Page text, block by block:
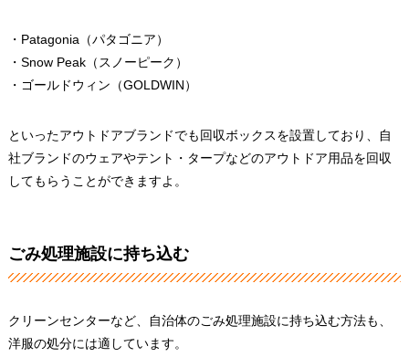
・Patagonia（パタゴニア）
・Snow Peak（スノーピーク）
・ゴールドウィン（GOLDWIN）
といったアウトドアブランドでも回収ボックスを設置しており、自
社ブランドのウェアやテント・タープなどのアウトドア用品を回収
してもらうことができますよ。
ごみ処理施設に持ち込む
クリーンセンターなど、自治体のごみ処理施設に持ち込む方法も、
洋服の処分には適しています。